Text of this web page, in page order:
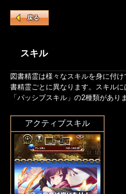
戻る
スキル
図書精霊は様々なスキルを身に付
書精霊ごとに異なります。スキル
「パッシブスキル」の2種類があり
アクティブスキル